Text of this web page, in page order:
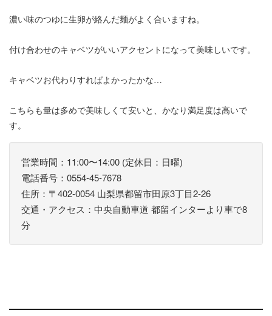
濃い味のつゆに生卵が絡んだ麺がよく合いますね。
付け合わせのキャベツがいいアクセントになって美味しいです。
キャベツお代わりすればよかったかな…
こちらも量は多めで美味しくて安いと、かなり満足度は高いで
す。
営業時間：11:00〜14:00 (定休日：日曜)
電話番号：0554-45-7678
住所：〒402-0054 山梨県都留市田原3丁目2-26
交通・アクセス：中央自動車道 都留インターより車で8
分